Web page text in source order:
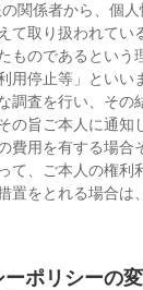
関係者から、個人
て取り扱われてい
ものであるという
用停止等」といい
調査を行い、その
の旨ご本人に通知
費用を有する場合
て、ご本人の権利
置をとれる場合は
ポリシーの変